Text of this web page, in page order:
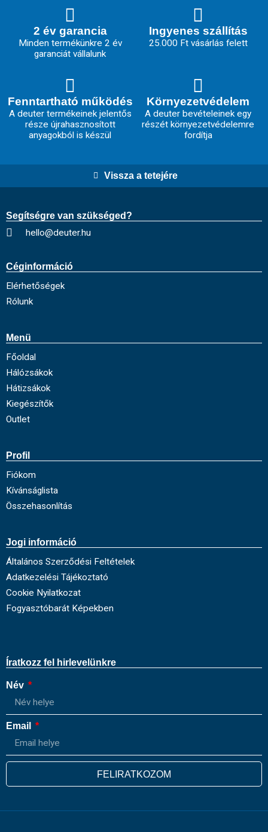
2 év garancia
Minden termékünkre 2 év
garanciát vállalunk
Ingyenes szállítás
25.000 Ft vásárlás felett
Fenntartható működés
A deuter termékeinek jelentős
része újrahasznosított
anyagokból is készül
Környezetvédelem
A deuter bevételeinek egy
részét környezetvédelemre
fordítja
Vissza a tetejére
Segítségre van szükséged?
hello@deuter.hu
Céginformáció
Elérhetőségek
Rólunk
Menü
Főoldal
Hálózsákok
Hátizsákok
Kiegészítők
Outlet
Profil
Fiókom
Kívánságlista
Összehasonlítás
Jogi információ
Általános Szerződési Feltételek
Adatkezelési Tájékoztató
Cookie Nyilatkozat
Fogyasztóbarát Képekben
Íratkozz fel hirlevelünkre
Név
Email
FELIRATKOZOM